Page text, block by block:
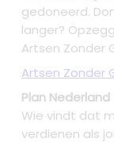
gedoneerd.
langer?
Artsen Zonder
Artsen Zonder
Plan Nederland
Wie vindt dat
verdienen als